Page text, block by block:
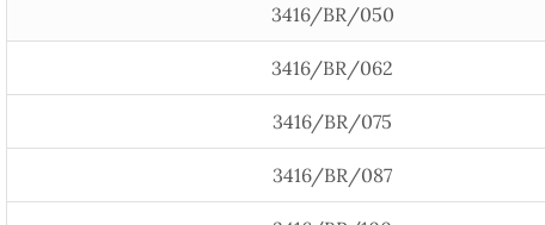
3416/BR/050
3416/BR/062
3416/BR/075
3416/BR/087